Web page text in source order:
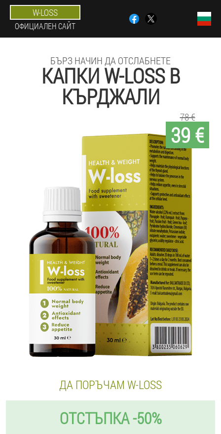
W-LOSS
ОФИЦИАЛЕН САЙТ
БЪРЗ НАЧИН ДА ОТСЛАБНЕТЕ
КАПКИ W-LOSS В
КЪРДЖАЛИ
39 €
78 €
ДА ПОРЪЧАМ W-LOSS
ОТСТЪПКА -50%